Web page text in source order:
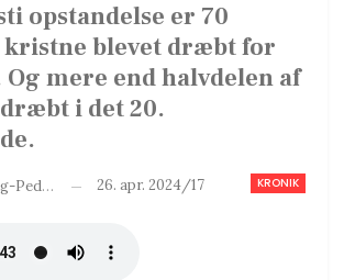
opstandelse er 70
blevet dræbt for
mere end halvdelen af
i det 20.
KRONIK
26. apr. 2024/17